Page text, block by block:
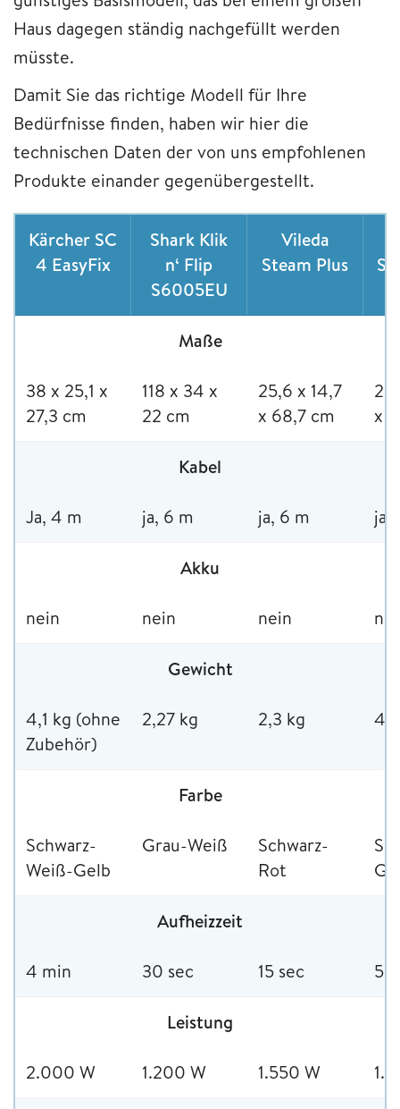
Haus dagegen ständig nachgefüllt werden
müsste.
Damit Sie das richtige Modell für Ihre
Bedürfnisse finden, haben wir hier die
technischen Daten der von uns empfohlenen
Produkte einander gegenübergestellt.
Kärcher SC
4 EasyFix
Shark Klik
n‘ Flip
S6005EU
Vileda
Steam Plus
Maße
‎38 x 25,1 x
27,3 cm
118 x 34 x
22 cm
‎25,6 x 14,7
x 68,7 cm
x
Kabel
Ja, 4 m ja, 6 m ja, 6 m ja,
Akku
nein nein nein
Gewicht
4,1 kg (ohne
Zubehör)
2,27 kg 2,3 kg
Farbe
Schwarz-
Weiß-Gelb
Grau-Weiß
Schwarz-
Rot
Aufheizzeit
4 min 30 sec 15 sec 5
Leistung
2.000 W 1.200 W 1.550 W